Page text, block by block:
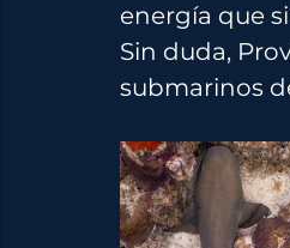
energía que
Sin duda,
submarinos